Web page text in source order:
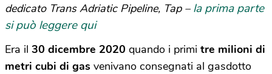
dedicato Trans Adriatic Pipeline, Tap – la prima parte
si può leggere qui
Era il 30 dicembre 2020 quando i primi tre milioni di
metri cubi di gas venivano consegnati al gasdotto